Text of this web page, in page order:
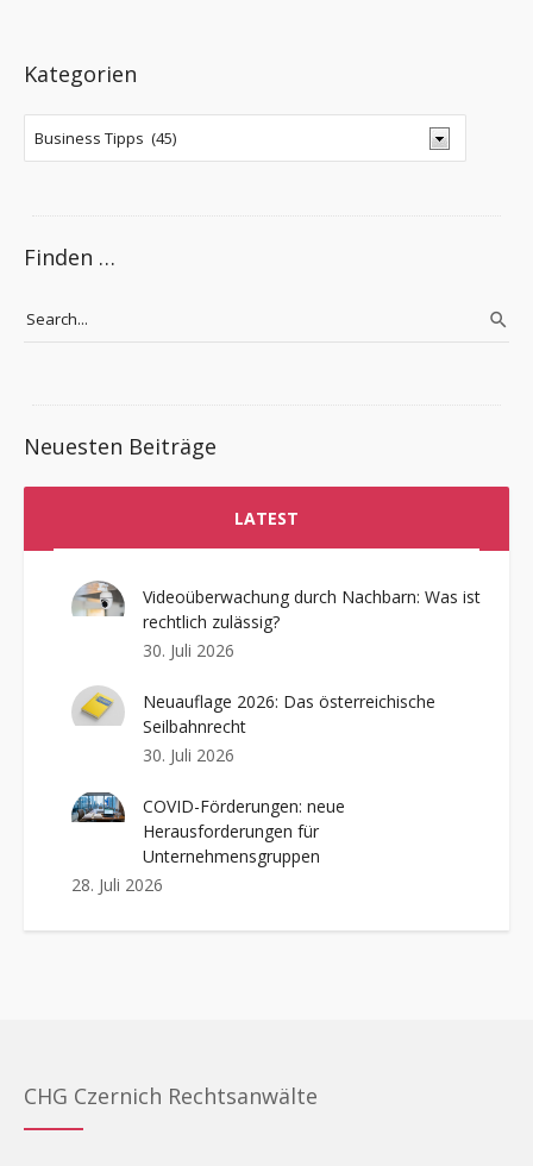
Kategorien
Finden …
Neuesten Beiträge
LATEST
Videoüberwachung durch Nachbarn: Was ist
rechtlich zulässig?
30. Juli 2026
Neuauflage 2026: Das österreichische
Seilbahnrecht
30. Juli 2026
COVID-Förderungen: neue
Herausforderungen für
Unternehmensgruppen
28. Juli 2026
CHG Czernich Rechtsanwälte